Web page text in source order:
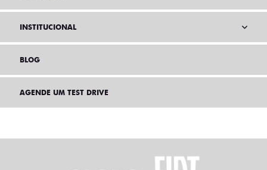
INSTITUCIONAL
BLOG
AGENDE UM TEST DRIVE